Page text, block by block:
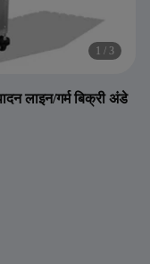
1 / 3
लाइन/गर्म बिक्री अंडे